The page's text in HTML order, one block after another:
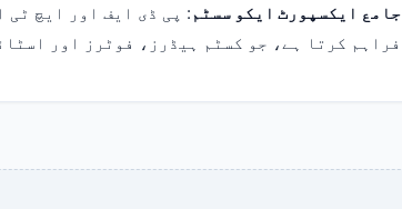
جامع ایکسپورٹ ایکو سسٹم: پی ڈی ایف اور ایچ ٹی
فراہم کرتا ہے، جو کسٹم ہیڈرز، فوٹرز اور